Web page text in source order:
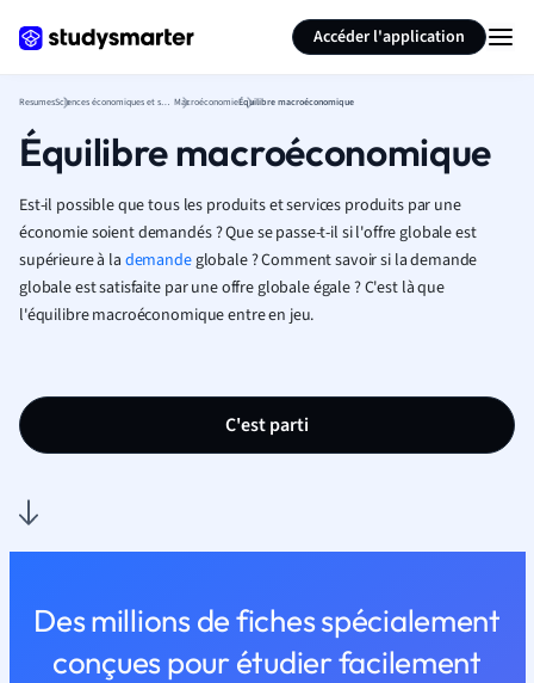
Accéder l'application
Resumes Sciences économiques et sociales MacroéconomieÉquilibre macroéconomique
Équilibre macroéconomique
Est-il possible que tous les produits et services produits par une
économie soient demandés ? Que se passe-t-il si l'offre globale est
supérieure à la demandeglobale ? Comment savoir si la demande
globale est satisfaite par une offre globale égale ? C'est là que
l'équilibre macroéconomique entre en jeu.
C'est parti
Des millions de fiches spécialement
conçues pour étudier facilement
Résumer la page